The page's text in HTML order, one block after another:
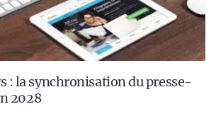
: la synchronisation du presse-
2028